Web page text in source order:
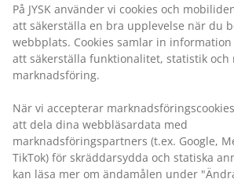
På JYSK använder vi cookies och
att säkerställa en bra upplevelse när du
webbplats. Cookies samlar in
att säkerställa funktionalitet, statistik och
marknadsföring.
När vi accepterar
att dela dina webbläsardata med
marknadsföringspartners (t.ex. Google,
TikTok) för skräddarsydda och statiska
kan läsa mer om ändamålen under